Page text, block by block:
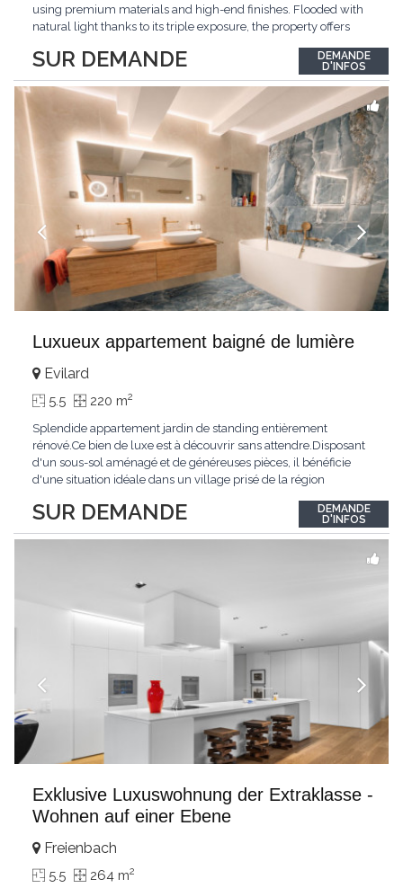
SUR DEMANDE
using premium materials and high-end finishes. Flooded with
natural light thanks to its triple exposure, the property offers
master suite, elegant reception areas, and a spacious terrace
overlooking a peaceful and green...
DEMANDE
D'INFOS
Luxueux appartement baigné de lumière
SUR DEMANDE
Evilard
5.5 220 m2
Splendide appartement jardin de standing entièrement
rénové.Ce bien de luxe est à découvrir sans attendre.Disposant
d'un sous-sol aménagé et de généreuses pièces, il bénéficie
d'une situation idéale dans un village prisé de la région
hors du commun tout au long de la journée.Points forts:4
grandes chambresUn vaste séjour...
DEMANDE
D'INFOS
Exklusive Luxuswohnung der Extraklasse -
Wohnen auf einer Ebene
Freienbach
5.5 264 m2